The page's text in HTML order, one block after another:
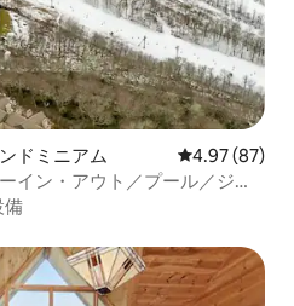
ドミニアム レビュー87
4.97 (87)
イン・アウト／プール／ジャ
備